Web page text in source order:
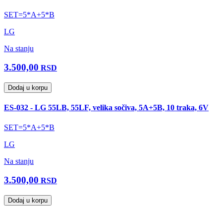
SET=5*A+5*B
LG
Na stanju
3.500,00 RSD
Dodaj u korpu
ES-032 - LG 55LB, 55LF, velika sočiva, 5A+5B, 10 traka, 6V
SET=5*A+5*B
LG
Na stanju
3.500,00 RSD
Dodaj u korpu